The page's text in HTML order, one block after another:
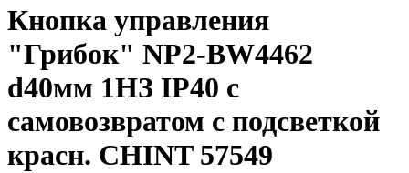
Кнопка управления
"Грибок" NP2-BW4462
d40мм 1НЗ IP40 с
самовозвратом с подсветкой
красн. CHINT 57549